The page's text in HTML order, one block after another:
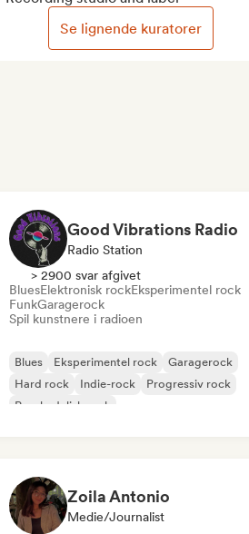
Se lignende kuratorer
Good Vibrations Radio
Radio Station
> 2900 svar afgivet
BluesElektronisk rockEksperimentel rock
FunkGaragerock
Spil kunstnere i radioen
Blues Eksperimentel rock
Garagerock
Hard rock
Indie-rock
Progressiv rock
Psychedelisk rock
Zoila Antonio
Medie/journalist